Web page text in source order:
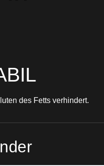
des Fetts verhindert.